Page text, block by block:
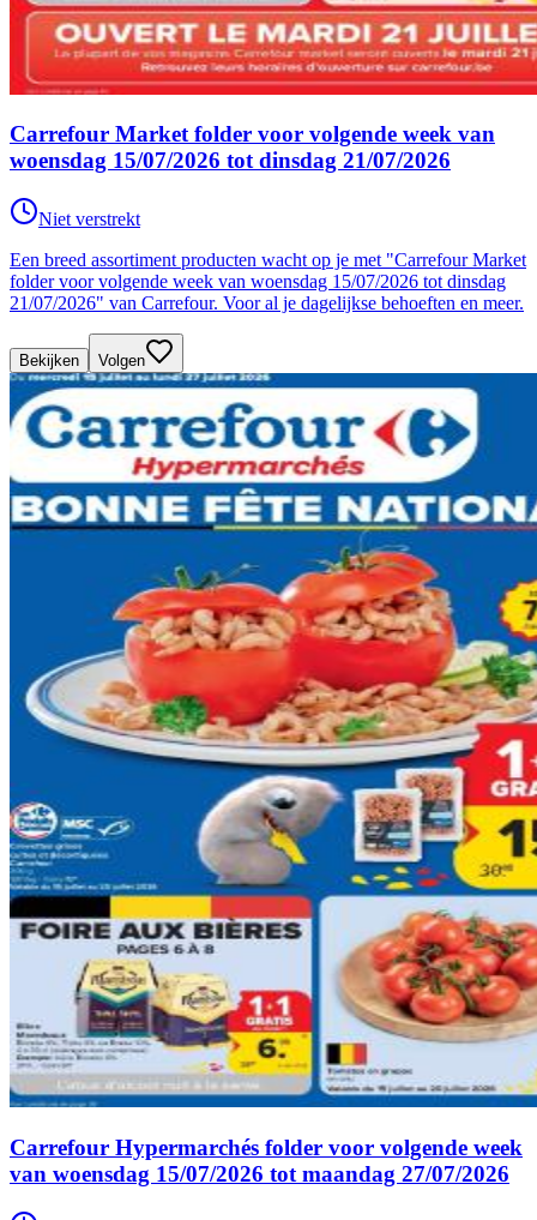
Carrefour Market folder voor volgende week van
woensdag 15/07/2026 tot dinsdag 21/07/2026
Niet verstrekt
Een breed assortiment producten wacht op je met "Carrefour Market
folder voor volgende week van woensdag 15/07/2026 tot dinsdag
21/07/2026" van Carrefour. Voor al je dagelijkse behoeften en meer.
Bekijken Volgen
Carrefour Hypermarchés folder voor volgende week
van woensdag 15/07/2026 tot maandag 27/07/2026